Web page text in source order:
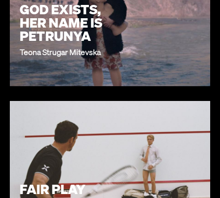
GOD EXISTS,
HER NAME IS
PETRUNYA
Teona Strugar Mitevska
FAIR PLAY